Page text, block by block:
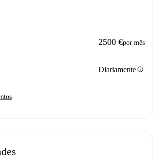
2500 €por mês
Diariamenteinfo